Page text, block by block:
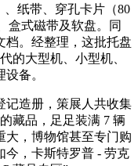
、纸带、穿孔卡片（80
盒式磁带及软盘。同
档。经整理，这批托盘
的大型机、小型机、
备。
记造册，策展人共收集
藏品，足足装满 7 辆
大，博物馆甚至专门购
今，卡斯特罗普 - 劳克